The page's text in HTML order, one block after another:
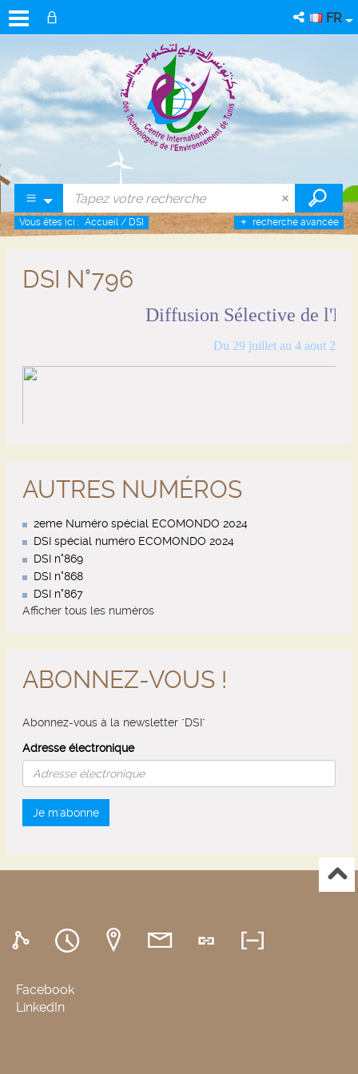
FR
recherche avancée
Vous êtes ici : Accueil / DSI
DSI N°796
AUTRES NUMÉROS
2eme Numéro spécial ECOMONDO 2024
DSI spécial numéro ECOMONDO 2024
DSI n°869
DSI n°868
DSI n°867
Afficher tous les numéros
ABONNEZ-VOUS !
Abonnez-vous à la newsletter "DSI"
Adresse électronique
Je m'abonne
Facebook
LinkedIn